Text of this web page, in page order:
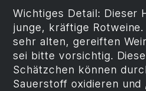
Wichtiges Detail: Dieser
junge, kräftige
sehr alten, gereiften
sei bitte vorsichtig.
Schätzchen können
Sauerstoff oxidieren und